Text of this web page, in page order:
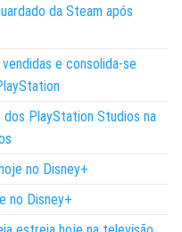
da Steam após
e consolida-se
PlayStation Studios na
no Disney+
no Disney+